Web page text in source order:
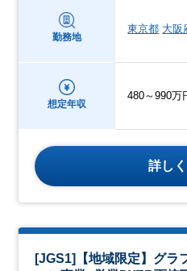
勤務地
東京都 大阪
想定年収
480～990万
詳し
[JGS1]【地域限定】グラ